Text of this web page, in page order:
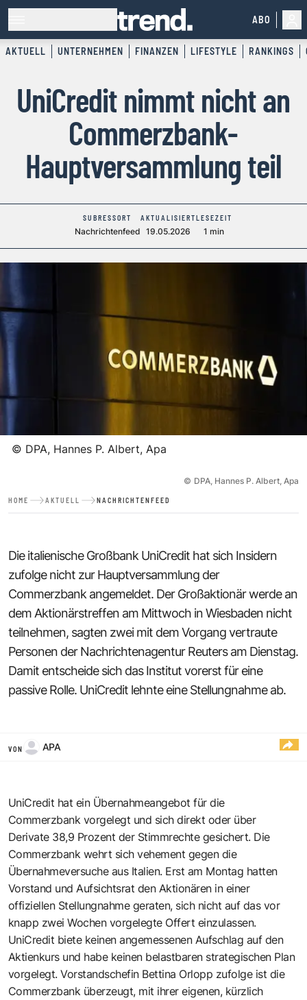
ABO
AKTUELL UNTERNEHMEN FINANZEN LIFESTYLE RANKINGS
UniCredit nimmt nicht an
Commerzbank-
Hauptversammlung teil
SUBRESSORT
Nachrichtenfeed
AKTUALISIERT
19.05.2026
LESEZEIT
1 min
© DPA, Hannes P. Albert, Apa
© DPA, Hannes P. Albert, Apa
HOME AKTUELL NACHRICHTENFEED
Die italienische Großbank UniCredit hat sich Insidern
zufolge nicht zur Hauptversammlung der
Commerzbank angemeldet. Der Großaktionär werde an
dem Aktionärstreffen am Mittwoch in Wiesbaden nicht
teilnehmen, sagten zwei mit dem Vorgang vertraute
Personen der Nachrichtenagentur Reuters am Dienstag.
Damit entscheide sich das Institut vorerst für eine
passive Rolle. UniCredit lehnte eine Stellungnahme ab.
VON APA
UniCredit hat ein Übernahmeangebot für die
Commerzbank vorgelegt und sich direkt oder über
Derivate 38,9 Prozent der Stimmrechte gesichert. Die
Commerzbank wehrt sich vehement gegen die
Übernahmeversuche aus Italien. Erst am Montag hatten
Vorstand und Aufsichtsrat den Aktionären in einer
offiziellen Stellungnahme geraten, sich nicht auf das vor
knapp zwei Wochen vorgelegte Offert einzulassen.
UniCredit biete keinen angemessenen Aufschlag auf den
Aktienkurs und habe keinen belastbaren strategischen Plan
vorgelegt. Vorstandschefin Bettina Orlopp zufolge ist die
Commerzbank überzeugt, mit ihrer eigenen, kürzlich